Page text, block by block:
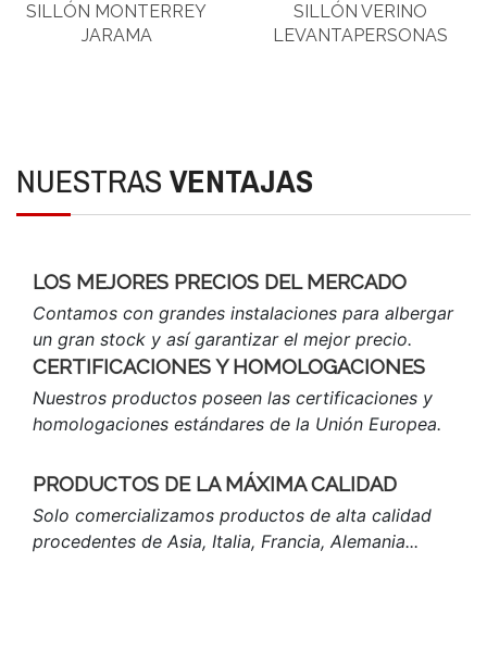
SILLÓN MONTERREY
JARAMA
SILLÓN VERINO
LEVANTAPERSONAS
NUESTRAS VENTAJAS
LOS MEJORES PRECIOS DEL MERCADO
Contamos con grandes instalaciones para albergar
un gran stock y así garantizar el mejor precio.
CERTIFICACIONES Y HOMOLOGACIONES
Nuestros productos poseen las certificaciones y
homologaciones estándares de la Unión Europea.
PRODUCTOS DE LA MÁXIMA CALIDAD
Solo comercializamos productos de alta calidad
procedentes de Asia, Italia, Francia, Alemania...